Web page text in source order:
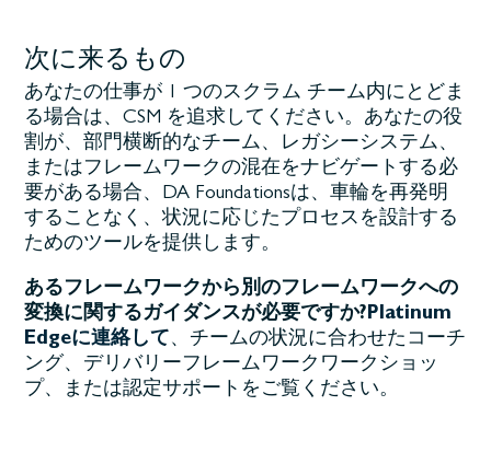
次に来るもの
あなたの仕事が 1 つのスクラム チーム内にとどま
る場合は、CSM を追求してください。あなたの役
割が、部門横断的なチーム、レガシーシステム、
またはフレームワークの混在をナビゲートする必
要がある場合、DA Foundationsは、車輪を再発明
することなく、状況に応じたプロセスを設計する
ためのツールを提供します。
あるフレームワークから別のフレームワークへの
変換に関するガイダンスが必要ですか?Platinum
Edgeに連絡して 、チームの状況に合わせたコーチ
ング、デリバリーフレームワークワークショッ
プ、または認定サポートをご覧ください。